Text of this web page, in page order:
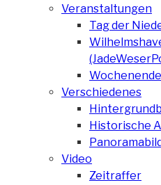
Veranstaltungen
Tag der
Verschiedenes
Historische
Video
Zeitraffer